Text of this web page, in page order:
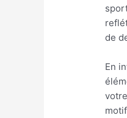
de
En